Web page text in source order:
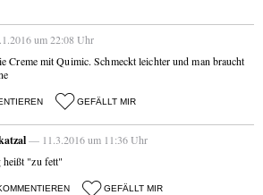
um 22:08 Uhr
Creme mit Quimic. Schmeckt leichter und man braucht
GEFÄLLT MIR
— 11.3.2016 um 11:36 Uhr
"zu fett"
GEFÄLLT MIR